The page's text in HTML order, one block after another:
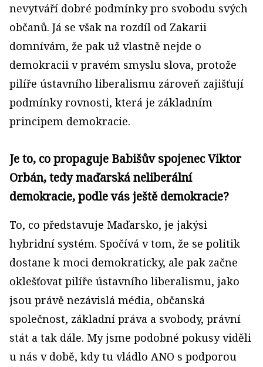
nevytváří dobré podmínky pro svobodu svých
občanů. Já se však na rozdíl od Zakarii
domnívám, že pak už vlastně nejde o
demokracii v pravém smyslu slova, protože
pilíře ústavního liberalismu zároveň zajišťují
podmínky rovnosti, která je základním
principem demokracie.
Je to, co propaguje Babišův spojenec Viktor
Orbán, tedy maďarská neliberální
demokracie, podle vás ještě demokracie?
To, co představuje Maďarsko, je jakýsi
hybridní systém. Spočívá v tom, že se politik
dostane k moci demokraticky, ale pak začne
oklešťovat pilíře ústavního liberalismu, jako
jsou právě nezávislá média, občanská
společnost, základní práva a svobody, právní
stát a tak dále. My jsme podobné pokusy viděli
u nás v době, kdy tu vládlo ANO s podporou